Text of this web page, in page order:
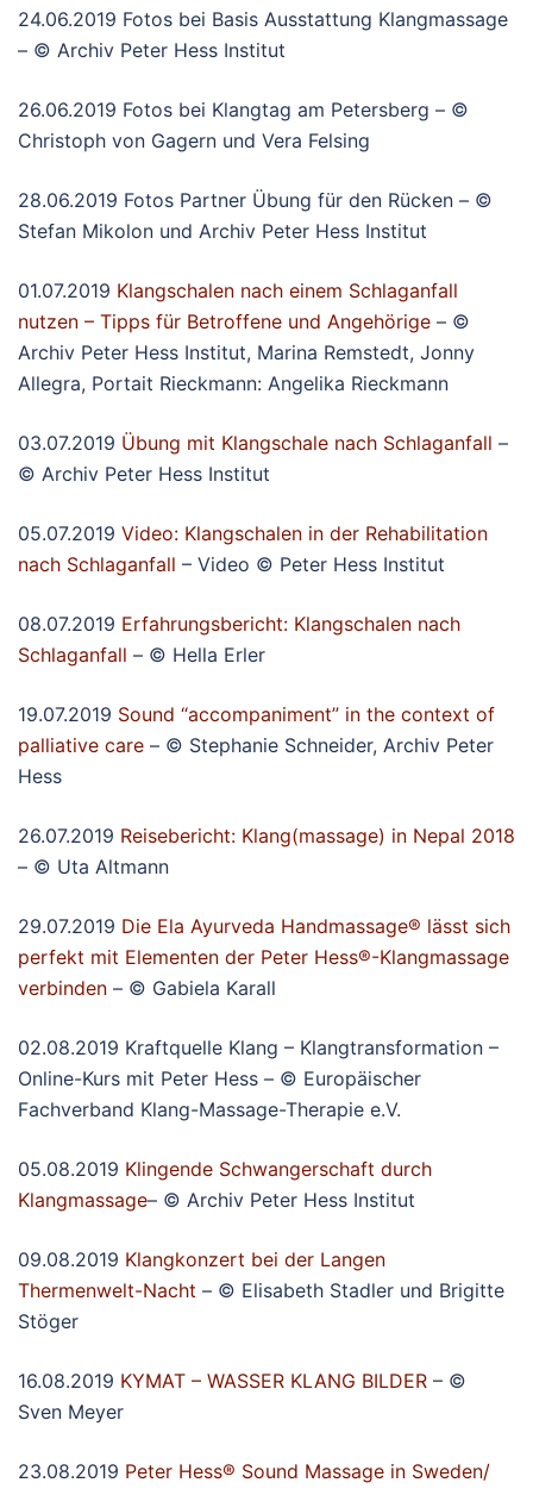
24.06.2019 Fotos bei Basis Ausstattung Klangmassage
– © Archiv Peter Hess Institut
26.06.2019 Fotos bei Klangtag am Petersberg – ©
Christoph von Gagern und Vera Felsing
28.06.2019 Fotos Partner Übung für den Rücken – ©
Stefan Mikolon und Archiv Peter Hess Institut
01.07.2019 Klangschalen nach einem Schlaganfall
nutzen – Tipps für Betroffene und Angehörige – ©
Archiv Peter Hess Institut, Marina Remstedt, Jonny
Allegra, Portait Rieckmann: Angelika Rieckmann
03.07.2019 Übung mit Klangschale nach Schlaganfall –
© Archiv Peter Hess Institut
05.07.2019 Video: Klangschalen in der Rehabilitation
nach Schlaganfall – Video © Peter Hess Institut
08.07.2019 Erfahrungsbericht: Klangschalen nach
Schlaganfall – © Hella Erler
19.07.2019 Sound “accompaniment” in the context of
palliative care – © Stephanie Schneider, Archiv Peter
Hess
26.07.2019 Reisebericht: Klang(massage) in Nepal 2018
– © Uta Altmann
29.07.2019 Die Ela Ayurveda Handmassage® lässt sich
perfekt mit Elementen der Peter Hess®-Klangmassage
verbinden – © Gabiela Karall
02.08.2019 Kraftquelle Klang – Klangtransformation –
Online-Kurs mit Peter Hess – © Europäischer
Fachverband Klang-Massage-Therapie e.V.
05.08.2019 Klingende Schwangerschaft durch
Klangmassage– © Archiv Peter Hess Institut
09.08.2019 Klangkonzert bei der Langen
Thermenwelt-Nacht – © Elisabeth Stadler und Brigitte
Stöger
16.08.2019 KYMAT – WASSER KLANG BILDER – ©
Sven Meyer
23.08.2019 Peter Hess® Sound Massage in Sweden/